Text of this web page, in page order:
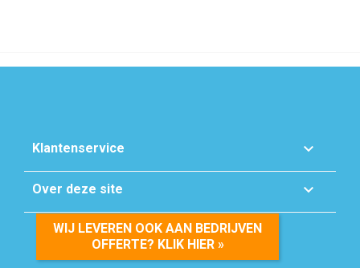
Klantenservice 
Over deze site 
WIJ LEVEREN OOK AAN BEDRIJVEN
OFFERTE? KLIK HIER »